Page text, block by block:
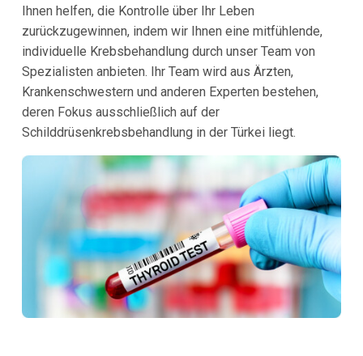
Ihnen helfen, die Kontrolle über Ihr Leben
zurückzugewinnen, indem wir Ihnen eine mitfühlende,
individuelle Krebsbehandlung durch unser Team von
Spezialisten anbieten. Ihr Team wird aus Ärzten,
Krankenschwestern und anderen Experten bestehen,
deren Fokus ausschließlich auf der
Schilddrüsenkrebsbehandlung in der Türkei liegt.